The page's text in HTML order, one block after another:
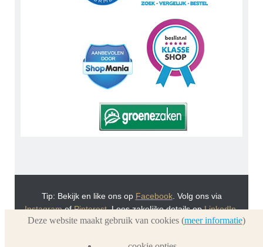
Tip: Bekijk en like ons op Facebook. Volg ons via
InstagramofPinterest. Lees zakelijke details opLinkedIn.
Of bekijk Urnwebshop.nl instructie video's viaYou Tube.
Deze website maakt gebruik van cookies (meer informatie)